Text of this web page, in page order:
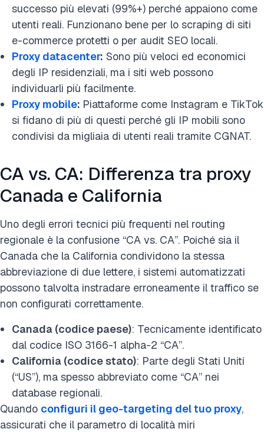
successo più elevati (99%+) perché appaiono come
utenti reali. Funzionano bene per lo scraping di siti
e-commerce protetti o per audit SEO locali.
Proxy datacenter: Sono più veloci ed economici
degli IP residenziali, ma i siti web possono
individuarli più facilmente.
Proxy mobile: Piattaforme come Instagram e TikTok
si fidano di più di questi perché gli IP mobili sono
condivisi da migliaia di utenti reali tramite CGNAT.
CA vs. CA: Differenza tra proxy
Canada e California
Uno degli errori tecnici più frequenti nel routing
regionale è la confusione “CA vs. CA”. Poiché sia il
Canada che la California condividono la stessa
abbreviazione di due lettere, i sistemi automatizzati
possono talvolta instradare erroneamente il traffico se
non configurati correttamente.
Canada (codice paese): Tecnicamente identificato
dal codice ISO 3166-1 alpha-2 “CA”.
California (codice stato): Parte degli Stati Uniti
(“US”), ma spesso abbreviato come “CA” nei
database regionali.
Quando configuri il geo-targeting del tuo proxy,
assicurati che il parametro di località miri